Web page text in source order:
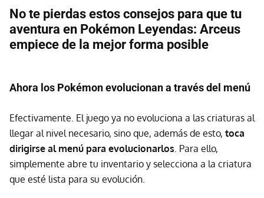
No te pierdas estos consejos para que tu
aventura en Pokémon Leyendas: Arceus
empiece de la mejor forma posible
Ahora los Pokémon evolucionan a través del menú
Efectivamente. El juego ya no evoluciona a las criaturas al
llegar al nivel necesario, sino que, además de esto, toca
dirigirse al menú para evolucionarlos . Para ello,
simplemente abre tu inventario y selecciona a la criatura
que esté lista para su evolución.